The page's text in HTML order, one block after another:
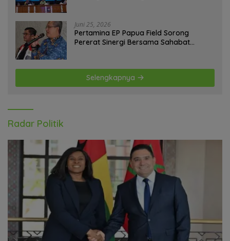
Juni 25, 2026
Pertamina EP Papua Field Sorong
Pererat Sinergi Bersama Sahabat
Selengkapnya
Radar Politik